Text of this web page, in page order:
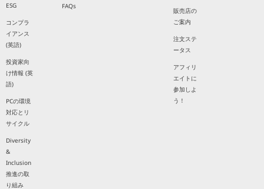
ESG
コンプラ
イアンス
(英語)
投資家向
け情報 (英
語)
PCの環境
対応とリ
サイクル
Diversity
&
Inclusion
推進の取
り組み
FAQs
販売店の
ご案内
注文ステ
ータス
アフィリ
エイトに
参加しよ
う！